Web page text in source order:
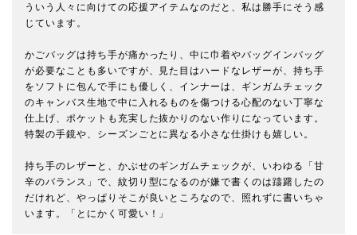
ういう人々に向けての応援アイテムなのだと、私は勝手にそう感
じています。
かごバッグは持ち手が痛かったり、中に巾着やバッグインバッグ
が必要なことも多いですが、見た目はハードなレザーが、持ち手
をソフトに包んで手にも優しく、インナーは、ギンガムチェック
のキャンバス生地で中に入れるものを傷つける心配のない丁寧な
仕上げ、ポケットも充実した抜かりのない作りになっています。
特製の手鏡や、シーズンごとに異なる小さな仕掛けも嬉しい。
持ち手のレザーと、かぶせのギンガムチェックが、いわゆる「甘
辛のバランス」で、紋切り型になるのが嫌で書くのは躊躇したの
だけれど、やっぱりそこが良いところなので、照れずに書いちゃ
います。「とにかく可愛い！」